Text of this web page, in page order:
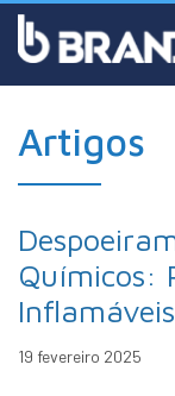
Artigos
Químicos:
Inflamáveis
19 fevereiro 2025